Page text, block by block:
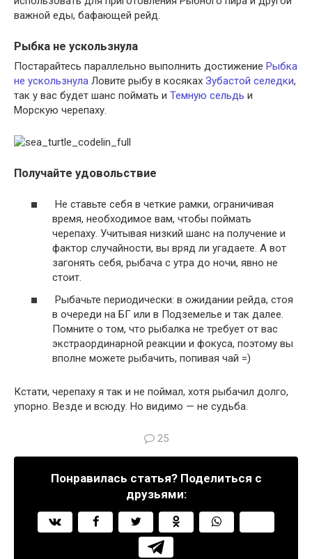
важной еды, бафающей рейд.
Рыбка не ускользнула
Постарайтесь параллельно выполнить достижение Рыбка
не ускользнула Ловите рыбу в косяках Зубастой селедки,
так у вас будет шанс поймать и Темную сельдь и
Морскую черепаху.
Получайте удовольствие
Не ставьте себя в четкие рамки, ограничивая
время, необходимое вам, чтобы поймать
черепаху. Учитывая низкий шанс на получение и
фактор случайности, вы вряд ли угадаете. А вот
загонять себя, рыбача с утра до ночи, явно не
стоит.
Рыбачьте периодически: в ожидании рейда, стоя
в очереди на БГ или в Подземелье и так далее.
Помните о том, что рыбалка не требует от вас
экстраординарной реакции и фокуса, поэтому вы
вполне можете рыбачить, попивая чай =)
Кстати, черепаху я так и не поймал, хотя рыбачил долго,
упорно. Везде и всюду. Но видимо — не судьба.
25
Понравилась статья? Поделиться с
друзьями: